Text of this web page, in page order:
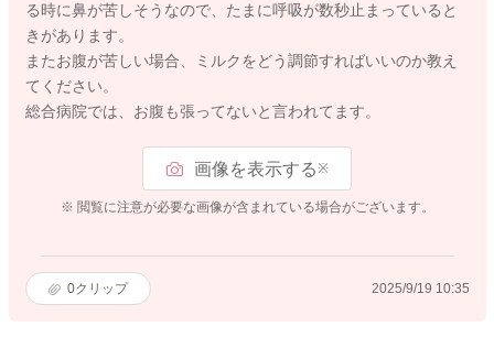
る時に鼻が苦しそうなので、たまに呼吸が数秒止まっていると
きがあります。
またお腹が苦しい場合、ミルクをどう調節すればいいのか教え
てください。
総合病院では、お腹も張ってないと言われてます。
画像を表示する※
※ 閲覧に注意が必要な画像が含まれている場合がございます。
0クリップ 2025/9/19 10:35